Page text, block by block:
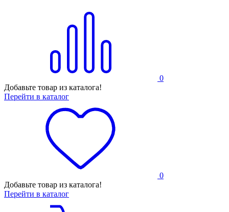
0
Добавьте товар из каталога!
Перейти в каталог
0
Добавьте товар из каталога!
Перейти в каталог